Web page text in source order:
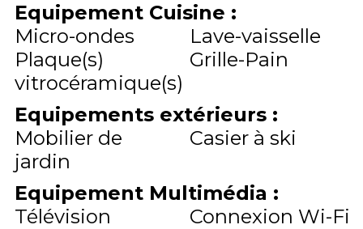
Equipement Cuisine :
Micro-ondes
Lave-vaisselle
Plaque(s)
vitrocéramique(s)
Grille-Pain
Equipements extérieurs :
Mobilier de
jardin
Casier à ski
Equipement Multimédia :
Télévision
Connexion Wi-Fi